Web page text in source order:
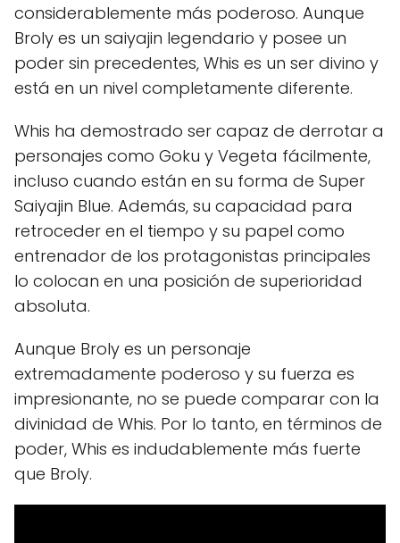
considerablemente más poderoso. Aunque
Broly es un saiyajin legendario y posee un
poder sin precedentes, Whis es un ser divino y
está en un nivel completamente diferente.
Whis ha demostrado ser capaz de derrotar a
personajes como Goku y Vegeta fácilmente,
incluso cuando están en su forma de Super
Saiyajin Blue. Además, su capacidad para
retroceder en el tiempo y su papel como
entrenador de los protagonistas principales
lo colocan en una posición de superioridad
absoluta.
Aunque Broly es un personaje
extremadamente poderoso y su fuerza es
impresionante, no se puede comparar con la
divinidad de Whis. Por lo tanto, en términos de
poder, Whis es indudablemente más fuerte
que Broly.